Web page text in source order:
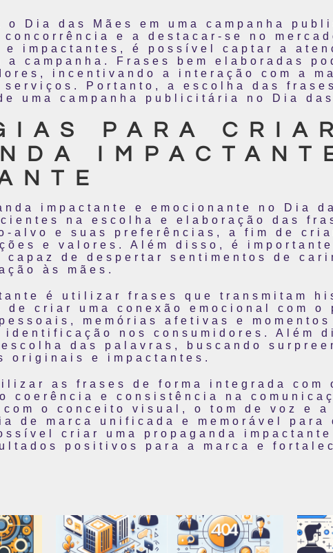
Dia das Mães em uma campanha
e a destacar-se no
impactantes, é possível captar a
a campanha. Frases bem elaboradas
incentivando a interação com a
serviços. Portanto, a escolha das
uma campanha publicitária no Dia das
PARA
impactante e emocionante no Dia
na escolha e elaboração das
alvo e suas preferências, a fim de
e valores. Além disso, é
capaz de despertar sentimentos de
às mães.
é utilizar frases que transmitam
de criar uma conexão emocional com o
memórias afetivas e
identificação nos consumidores. Além
das palavras, buscando
originais e impactantes.
as frases de forma integrada com
coerência e consistência na
o conceito visual, o tom de voz e a
de marca unificada e memorável para
criar uma propaganda
positivos para a marca e